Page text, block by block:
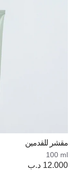
Price:
مقشر للقدمين
100 ml
12.000 د.ب